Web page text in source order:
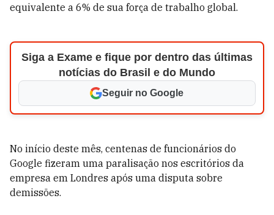
equivalente a 6% de sua força de trabalho global.
Siga a Exame e fique por dentro das últimas
notícias do Brasil e do Mundo
Seguir no Google
No início deste mês, centenas de funcionários do
Google fizeram uma paralisação nos escritórios da
empresa em Londres após uma disputa sobre
demissões.